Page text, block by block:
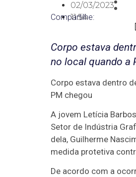
02/03/2023
11:54
Compartilhe:
Corpo estava
no local quando a
Corpo estava dentro
PM chegou
A jovem Letícia
Setor de Indústria
dela, Guilherme
medida protetiva
De acordo com a